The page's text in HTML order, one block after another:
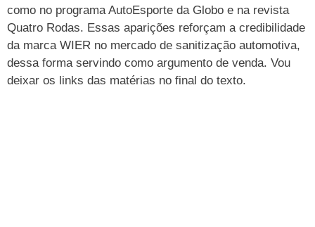
como no programa AutoEsporte da Globo e na revista
Quatro Rodas. Essas aparições reforçam a credibilidade
da marca WIER no mercado de sanitização automotiva,
dessa forma servindo como argumento de venda. Vou
deixar os links das matérias no final do texto.